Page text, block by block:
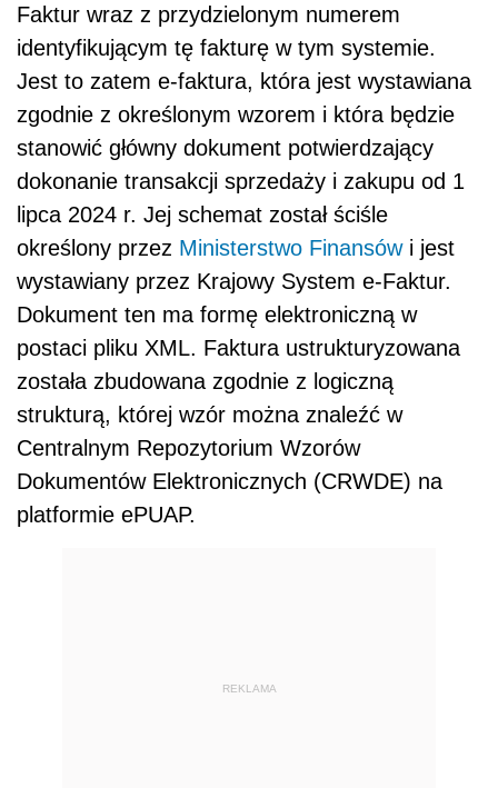
Faktur wraz z przydzielonym numerem
identyfikującym tę fakturę w tym systemie.
Jest to zatem e-faktura, która jest wystawiana
zgodnie z określonym wzorem i która będzie
stanowić główny dokument potwierdzający
dokonanie transakcji sprzedaży i zakupu od 1
lipca 2024 r. Jej schemat został ściśle
określony przez Ministerstwo Finansówi jest
wystawiany przez Krajowy System e-Faktur.
Dokument ten ma formę elektroniczną w
postaci pliku XML. Faktura ustrukturyzowana
została zbudowana zgodnie z logiczną
strukturą, której wzór można znaleźć w
Centralnym Repozytorium Wzorów
Dokumentów Elektronicznych (CRWDE) na
platformie ePUAP.
REKLAMA